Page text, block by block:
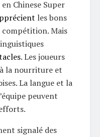
Chinese Super
les bons
compétition. Mais
. Les joueurs
la nourriture et
La langue et la
peuvent
signalé des